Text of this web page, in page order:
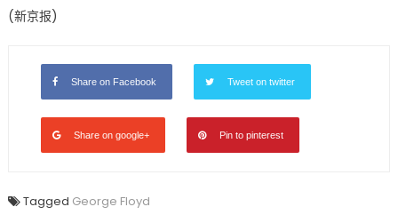
(新京报)
Share on Facebook Tweet on twitter
Share on google+ Pin to pinterest
Tagged George Floyd